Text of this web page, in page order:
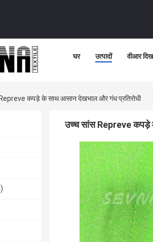
घर उत्पादों वीआर
कपड़े के साथ आसान देखभाल और गंध प्रतिरोधी
उच्च सांस Repreve कपड़े